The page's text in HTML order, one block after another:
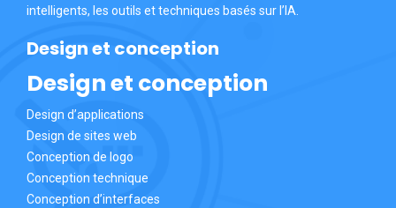
intelligents, les outils et techniques basés sur l’IA.
Design et conception
Design et conception
Design d’applications
Design de sites web
Conception de logo
Conception technique
Conception d’interfaces